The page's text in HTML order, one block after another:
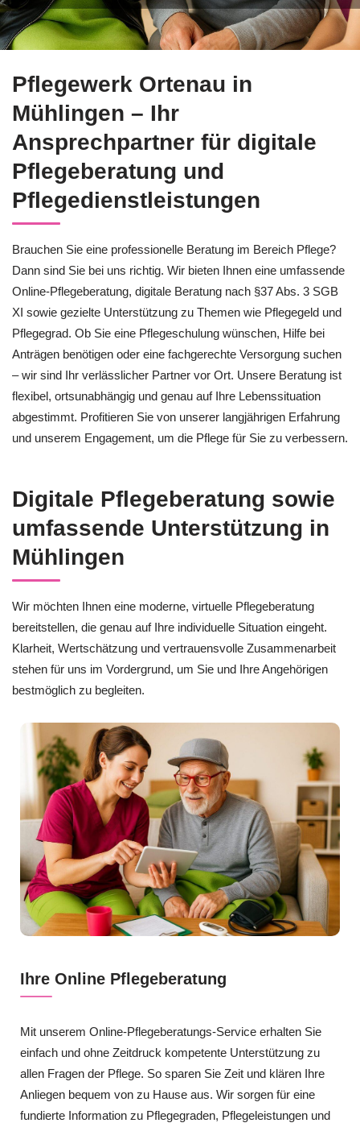
Pflegewerk Ortenau in
Mühlingen – Ihr
Ansprechpartner für digitale
Pflegeberatung und
Pflegedienstleistungen
Brauchen Sie eine professionelle Beratung im Bereich Pflege?
Dann sind Sie bei uns richtig. Wir bieten Ihnen eine umfassende
Online-Pflegeberatung, digitale Beratung nach §37 Abs. 3 SGB
XI sowie gezielte Unterstützung zu Themen wie Pflegegeld und
Pflegegrad. Ob Sie eine Pflegeschulung wünschen, Hilfe bei
Anträgen benötigen oder eine fachgerechte Versorgung suchen
– wir sind Ihr verlässlicher Partner vor Ort. Unsere Beratung ist
flexibel, ortsunabhängig und genau auf Ihre Lebenssituation
abgestimmt. Profitieren Sie von unserer langjährigen Erfahrung
und unserem Engagement, um die Pflege für Sie zu verbessern.
Digitale Pflegeberatung sowie
umfassende Unterstützung in
Mühlingen
Wir möchten Ihnen eine moderne, virtuelle Pflegeberatung
bereitstellen, die genau auf Ihre individuelle Situation eingeht.
Klarheit, Wertschätzung und vertrauensvolle Zusammenarbeit
stehen für uns im Vordergrund, um Sie und Ihre Angehörigen
bestmöglich zu begleiten.
Ihre Online Pflegeberatung
Mit unserem Online-Pflegeberatungs-Service erhalten Sie
einfach und ohne Zeitdruck kompetente Unterstützung zu
allen Fragen der Pflege. So sparen Sie Zeit und klären Ihre
Anliegen bequem von zu Hause aus. Wir sorgen für eine
fundierte Information zu Pflegegraden, Pflegeleistungen und